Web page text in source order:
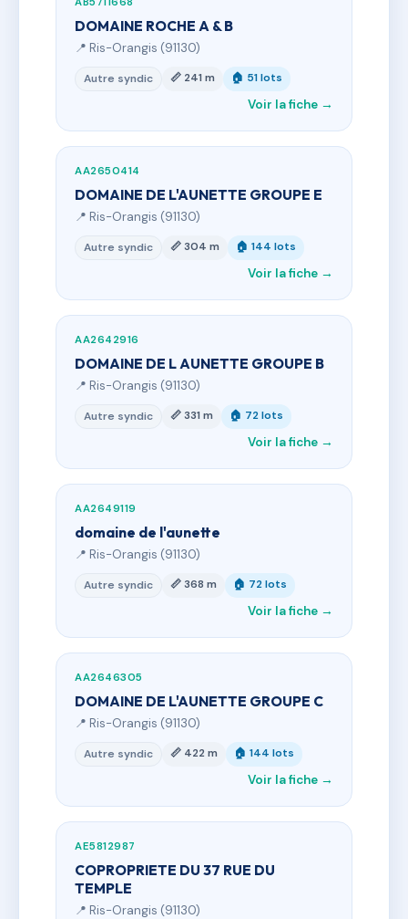
DOMAINE ROCHE A & B
📍 Ris-Orangis (91130)
Autre syndic 📏 241 m 🏠 51 lots
Voir la fiche →
AA2650414
DOMAINE DE L'AUNETTE GROUPE E
📍 Ris-Orangis (91130)
Autre syndic 📏 304 m 🏠 144 lots
Voir la fiche →
AA2642916
DOMAINE DE L AUNETTE GROUPE B
📍 Ris-Orangis (91130)
Autre syndic 📏 331 m 🏠 72 lots
Voir la fiche →
AA2649119
domaine de l'aunette
📍 Ris-Orangis (91130)
Autre syndic 📏 368 m 🏠 72 lots
Voir la fiche →
AA2646305
DOMAINE DE L'AUNETTE GROUPE C
📍 Ris-Orangis (91130)
Autre syndic 📏 422 m 🏠 144 lots
Voir la fiche →
AE5812987
COPROPRIETE DU 37 RUE DU
TEMPLE
📍 Ris-Orangis (91130)